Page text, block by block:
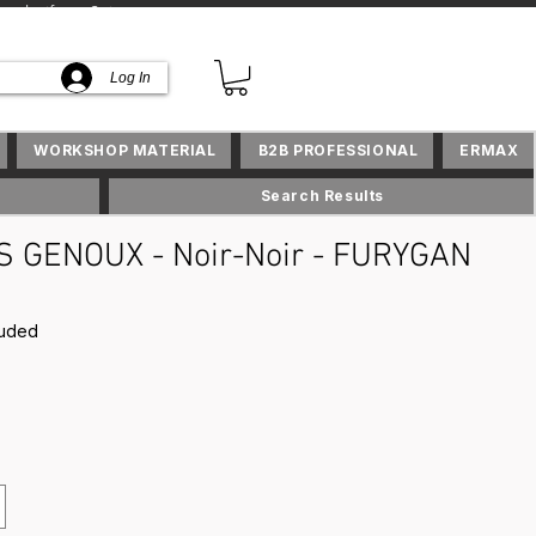
en Suisse
Log In
GENOUX - Noir-Noir - FURYGAN
WORKSHOP MATERIAL B2B PROFESSIONAL ERMAX
Search Results